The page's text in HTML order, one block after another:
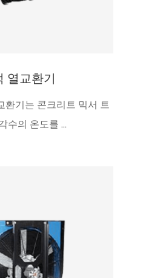
열교환기
환기는 콘크리트 믹서 트
수의 온도를 ...